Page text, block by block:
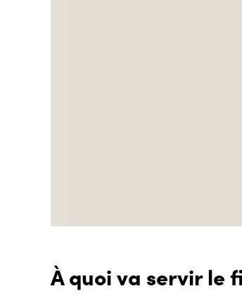
À quoi va servir le